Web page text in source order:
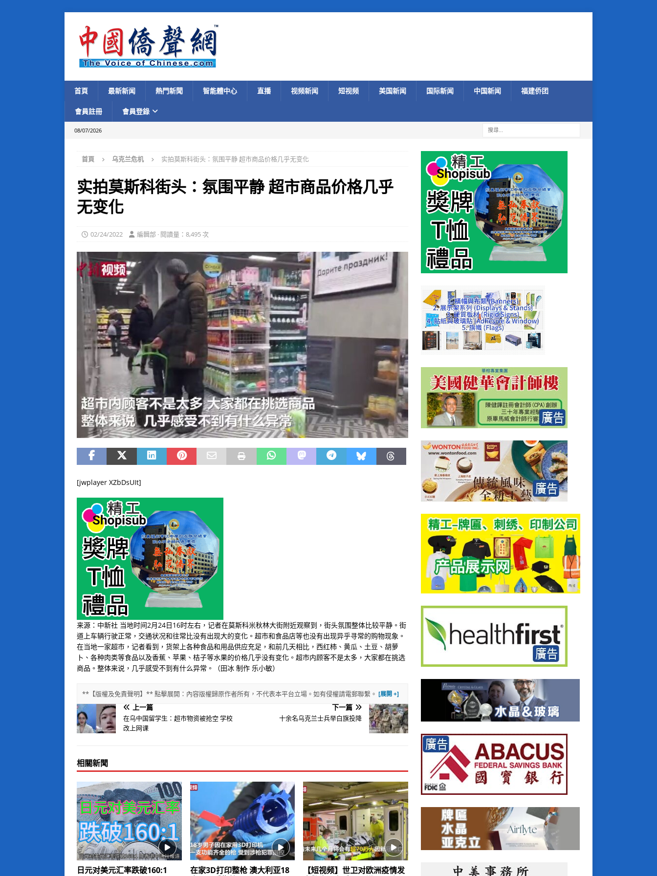
首頁 最新新闻 熱門新聞 智能體中心 直播 视频新闻 短视频 美国新闻 国际新闻 中国新闻 福建侨团
會員註冊 會員登錄
08/07/2026
首頁 乌克兰危机 实拍莫斯科街头：氛围平静 超市商品价格几乎无变化
实拍莫斯科街头：氛围平静 超市商品价格几乎
无变化
02/24/2022 編輯部 · 閱讀量：8,495 次
[jwplayer XZbDsUIt]
来源：中新社 当地时间2月24日16时左右，记者在莫斯科米秋林大街附近观察到，街头氛围整体比较平静。街
道上车辆行驶正常，交通状况和往常比没有出现大的变化。超市和食品店等也没有出现异乎寻常的购物现象。
在当地一家超市，记者看到，货架上各种食品和用品供应充足，和前几天相比，西红柿、黄瓜、土豆、胡萝
卜、各种肉类等食品以及香蕉、苹果、桔子等水果的价格几乎没有变化。超市内顾客不是太多，大家都在挑选
商品。整体来说，几乎感受不到有什么异常。（田冰 制作 乐小敏）
**【版權及免責聲明】** 點擊展開：內容版權歸原作者所有，不代表本平台立場。如有侵權請電郵聯繫。
上一篇
在乌中国留学生：超市物资被抢空 学校
改上网课
下一篇
十余名乌克兰士兵举白旗投降
相關新聞
日元对美元汇率跌破160:1
在家3D打印整枪 澳大利亚18
【短视频】世卫对欧洲疫情发